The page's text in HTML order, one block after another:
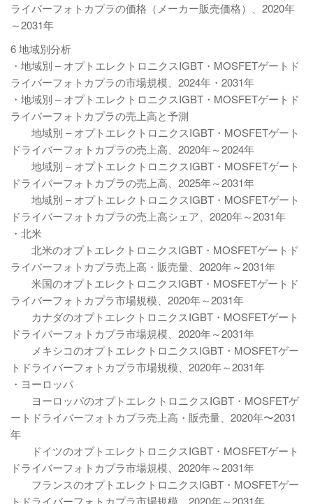
ライバーフォトカプラの価格（メーカー販売価格）、2020年
～2031年
6 地域別分析
・地域別 – オプトエレクトロニクスIGBT・MOSFETゲートド
ライバーフォトカプラの市場規模、2024年・2031年
・地域別 – オプトエレクトロニクスIGBT・MOSFETゲートド
ライバーフォトカプラの売上高と予測
地域別 – オプトエレクトロニクスIGBT・MOSFETゲート
ドライバーフォトカプラの売上高、2020年～2024年
地域別 – オプトエレクトロニクスIGBT・MOSFETゲート
ドライバーフォトカプラの売上高、2025年～2031年
地域別 – オプトエレクトロニクスIGBT・MOSFETゲート
ドライバーフォトカプラの売上高シェア、2020年～2031年
・北米
北米のオプトエレクトロニクスIGBT・MOSFETゲートド
ライバーフォトカプラ売上高・販売量、2020年～2031年
米国のオプトエレクトロニクスIGBT・MOSFETゲートド
ライバーフォトカプラ市場規模、2020年～2031年
カナダのオプトエレクトロニクスIGBT・MOSFETゲート
ドライバーフォトカプラ市場規模、2020年～2031年
メキシコのオプトエレクトロニクスIGBT・MOSFETゲー
トドライバーフォトカプラ市場規模、2020年～2031年
・ヨーロッパ
ヨーロッパのオプトエレクトロニクスIGBT・MOSFETゲ
ートドライバーフォトカプラ売上高・販売量、2020年〜2031
年
ドイツのオプトエレクトロニクスIGBT・MOSFETゲート
ドライバーフォトカプラ市場規模、2020年～2031年
フランスのオプトエレクトロニクスIGBT・MOSFETゲー
トドライバーフォトカプラ市場規模、2020年～2031年